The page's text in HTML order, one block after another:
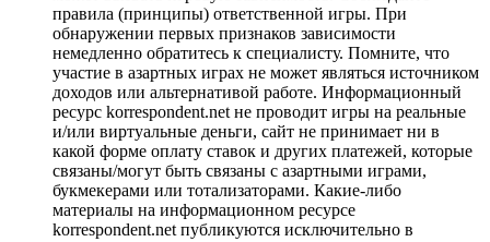
правила (принципы) ответственной игры. При
обнаружении первых признаков зависимости
немедленно обратитесь к специалисту. Помните, что
участие в азартных играх не может являться источником
доходов или альтернативой работе. Информационный
ресурс korrespondent.net не проводит игры на реальные
и/или виртуальные деньги, сайт не принимает ни в
какой форме оплату ставок и других платежей, которые
связаны/могут быть связаны с азартными играми,
букмекерами или тотализаторами. Какие-либо
материалы на информационном ресурсе
korrespondent.net публикуются исключительно в